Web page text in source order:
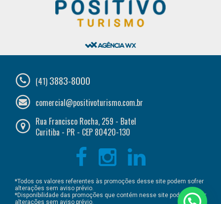
(41) 3883-8000
comercial@positivoturismo.com.br
Rua Francisco Rocha, 259 - Batel
Curitiba - PR - CEP 80420-130
*Todos os valores referentes às promoções desse site podem sofrer
alterações sem aviso prévio.
*Disponibilidade das promoções que contém nesse site podem sofrer
alterações sem aviso prévio.